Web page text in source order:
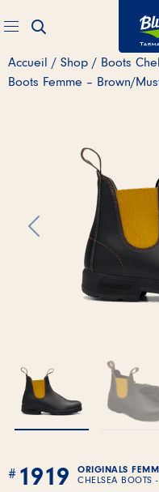
MenuRECHERCHE
Accueil / Shop / Boots
Boots Femme – Brown/
Précédent
1919 ORIGINALS
CHELSEA BOOTS